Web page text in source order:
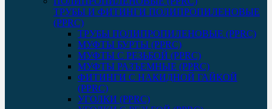
ТРУБЫ И ФИТИНГИ ПОЛИПРОПИЛЕНОВЫЕ
(PPRC)
ТРУБЫ ПОЛИПРОПИЛЕНОВЫЕ (PPRC)
МУФТЫ БУРТЫ (PPRC)
МУФТЫ C РЕЗЬБОЙ (PPRC)
МУФТЫ РАЗЪЕМНЫЕ (PPRC)
ФИТИНГИ С НАКИДНОЙ ГАЙКОЙ
(PPRC)
УГОЛКИ (PPRC)